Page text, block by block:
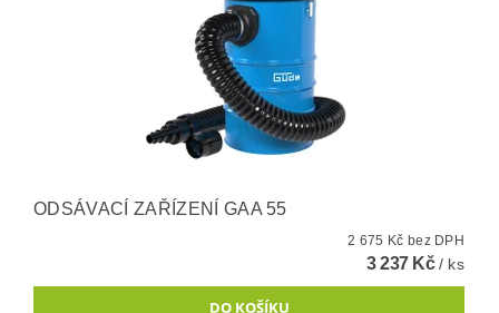
ODSÁVACÍ ZAŘÍZENÍ GAA 55
2 675 Kč bez DPH
3 237 Kč/ ks